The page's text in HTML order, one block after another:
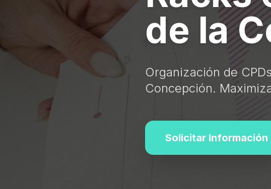
de la
Organización de
Concepción.
Solicitar Información